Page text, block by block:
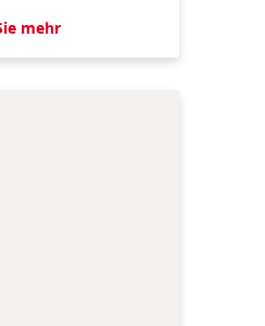
mehr